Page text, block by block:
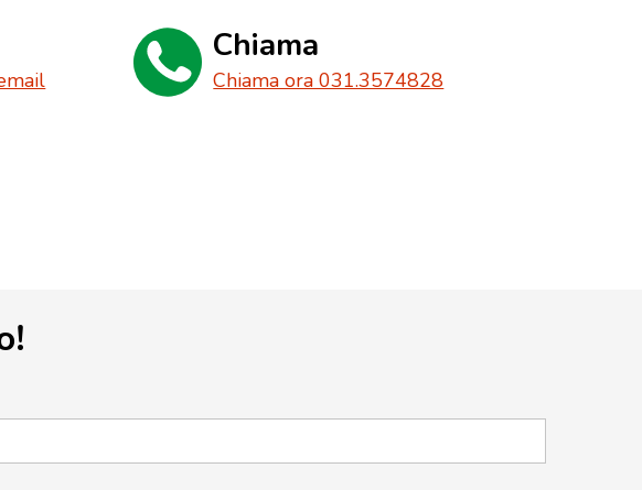
Chiama
Chiama ora 031.3574828